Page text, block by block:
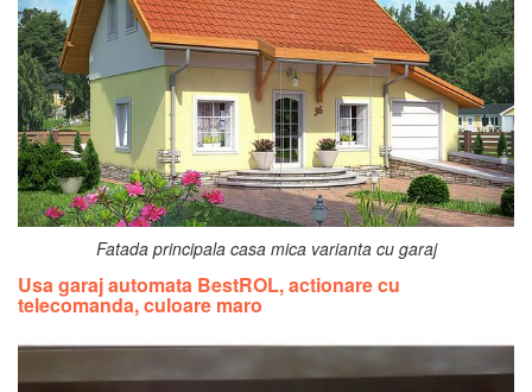
Fatada principala casa mica varianta cu garaj
Usa garaj automata BestROL, actionare cu
telecomanda, culoare maro